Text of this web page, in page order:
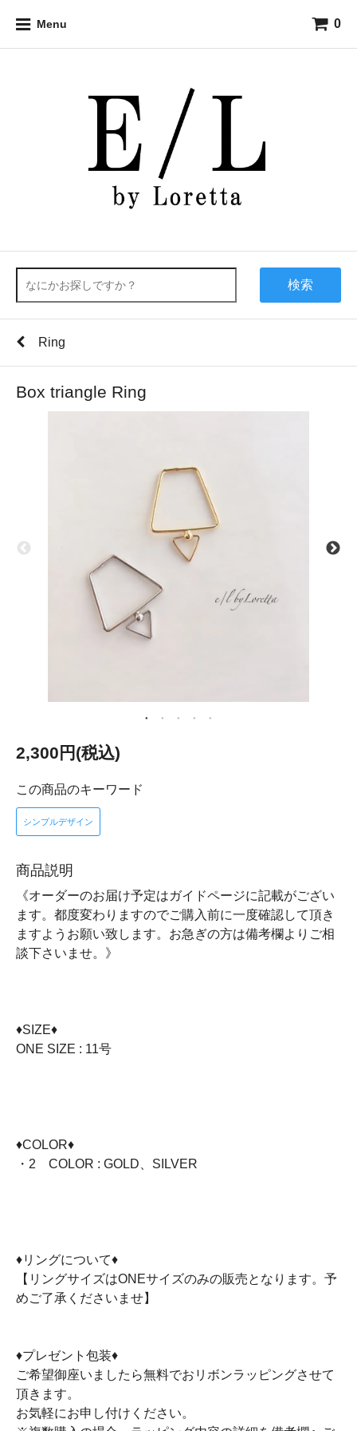
Menu 0
検索
Ring
Box triangle Ring
2,300円(税込)
この商品のキーワード
シンプルデザイン
商品説明
《オーダーのお届け予定はガイドページに記載がござい
ます。都度変わりますのでご購入前に一度確認して頂き
ますようお願い致します。お急ぎの方は備考欄よりご相
談下さいませ。》
♦SIZE♦
ONE SIZE : 11号
♦COLOR♦
・2 COLOR : GOLD、SILVER
♦リングについて♦
【リングサイズはONEサイズのみの販売となります。予
めご了承くださいませ】
♦プレゼント包装♦
ご希望御座いましたら無料でおリボンラッピングさせて
頂きます。
お気軽にお申し付けください。